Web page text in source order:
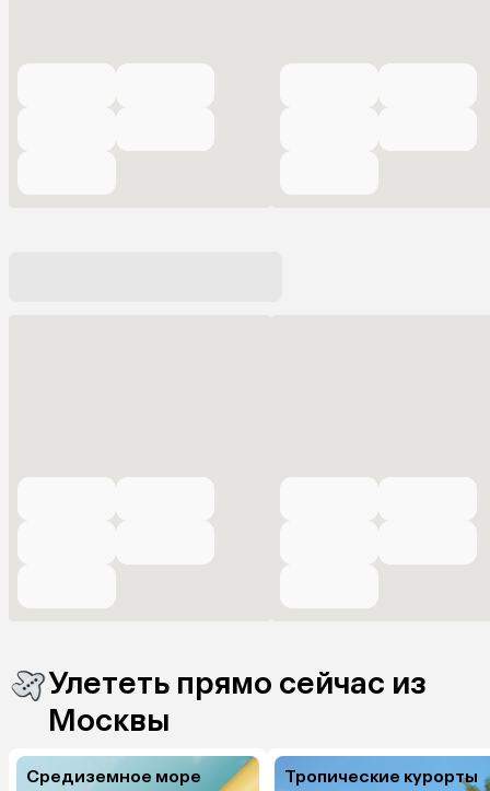
Улететь прямо сейчас из
Москвы
Средиземное море Тропические курорты